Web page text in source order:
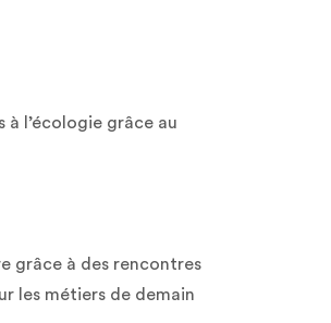
à l’écologie grâce au
grâce à des rencontres
les métiers de demain